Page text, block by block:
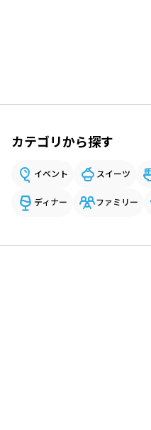
カテゴリから探す
イベント スイーツ
ディナー ファミリー